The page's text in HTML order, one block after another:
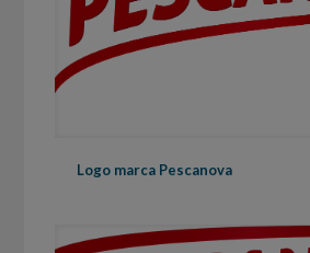
Logo marca Pescanova